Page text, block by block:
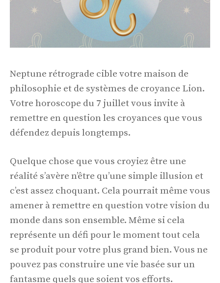
Neptune rétrograde cible votre maison de
philosophie et de systèmes de croyance Lion.
Votre horoscope du 7 juillet vous invite à
remettre en question les croyances que vous
défendez depuis longtemps.
Quelque chose que vous croyiez être une
réalité s’avère n’être qu’une simple illusion et
c’est assez choquant. Cela pourrait même vous
amener à remettre en question votre vision du
monde dans son ensemble. Même si cela
représente un défi pour le moment tout cela
se produit pour votre plus grand bien. Vous ne
pouvez pas construire une vie basée sur un
fantasme quels que soient vos efforts.